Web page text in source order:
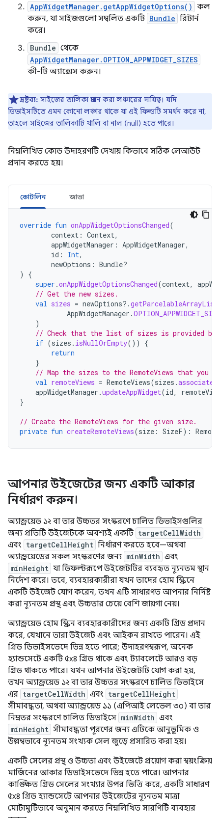
AppWidgetManager.getAppWidgetOptions() কল
করুন, যা সাইজগুলো সম্বলিত একটি Bundle রিটার্ন
করে।
Bundle থেকে
AppWidgetManager.OPTION_APPWIDGET_SIZES
কী-টি অ্যাক্সেস করুন।
দ্রষ্টব্য: সাইজের তালিকা প্রদান করা লঞ্চারের দায়িত্ব। যদি
ডিভাইসটিতে এমন কোনো লঞ্চার থাকে যা এই ফিল্ডটি সমর্থন করে না,
তাহলে সাইজের তালিকাটি খালি বা নাল (null) হতে পারে।
নিম্নলিখিত কোড উদাহরণটি দেখায় কিভাবে সঠিক লেআউট
প্রদান করতে হয়।
কোটলিন জাভা
override fun onAppWidgetOptionsChanged(
context : Context,
appWidgetManager : AppWidgetManager,
id : Int,
newOptions : Bundle?
)
{
super .onAppWidgetOptionsChanged(context,
// Get the new sizes.
val sizes = newOptions?.
AppWidgetManager .
)
// Check that the list of sizes is provided by
if (sizes . isNullOrEmpty())
{
return
}
// Map the sizes to the RemoteViews that you
val remoteViews = RemoteViews(sizes .
appWidgetManager .updateAppWidget(id,
}
// Create the RemoteViews for the given size.
private fun createRemoteViews(size : SizeF):
আপনার উইজেটের জন্য একটি আকার
নির্ধারণ করুন।
অ্যান্ড্রয়েড ১২ বা তার উচ্চতর সংস্করণে চালিত ডিভাইসগুলির
জন্য প্রতিটি উইজেটকে অবশ্যই একটি targetCellWidth
এবং targetCellHeight নির্ধারণ করতে হবে—অথবা
অ্যান্ড্রয়েডের সকল সংস্করণের জন্য minWidth এবং
minHeight যা ডিফল্টরূপে উইজেটটির ব্যবহৃত ন্যূনতম স্থান
নির্দেশ করে। তবে, ব্যবহারকারীরা যখন তাদের হোম স্ক্রিনে
একটি উইজেট যোগ করেন, তখন এটি সাধারণত আপনার নির্দিষ্ট
করা ন্যূনতম প্রস্থ এবং উচ্চতার চেয়ে বেশি জায়গা নেয়।
অ্যান্ড্রয়েড হোম স্ক্রিন ব্যবহারকারীদের জন্য একটি গ্রিড প্রদান
করে, যেখানে তারা উইজেট এবং আইকন রাখতে পারেন। এই
গ্রিড ডিভাইসভেদে ভিন্ন হতে পারে; উদাহরণস্বরূপ, অনেক
হ্যান্ডসেটে একটি ৫x৪ গ্রিড থাকে এবং ট্যাবলেটে আরও বড়
গ্রিড থাকতে পারে। যখন আপনার উইজেটটি যোগ করা হয়,
তখন অ্যান্ড্রয়েড ১২ বা তার উচ্চতর সংস্করণে চালিত ডিভাইসে
এর targetCellWidth এবং targetCellHeight
সীমাবদ্ধতা, অথবা অ্যান্ড্রয়েড ১১ (এপিআই লেভেল ৩০) বা তার
নিম্নতর সংস্করণে চালিত ডিভাইসে minWidth এবং
minHeight সীমাবদ্ধতা পূরণের জন্য এটিকে আনুভূমিক ও
উল্লম্বভাবে ন্যূনতম সংখ্যক সেল জুড়ে প্রসারিত করা হয়।
একটি সেলের প্রস্থ ও উচ্চতা এবং উইজেটে প্রয়োগ করা স্বয়ংক্রিয়
মার্জিনের আকার ডিভাইসভেদে ভিন্ন হতে পারে। আপনার
কাঙ্ক্ষিত গ্রিড সেলের সংখ্যার উপর ভিত্তি করে, একটি সাধারণ
৫x৪ গ্রিড হ্যান্ডসেটে আপনার উইজেটের ন্যূনতম মাত্রা
মোটামুটিভাবে অনুমান করতে নিম্নলিখিত সারণিটি ব্যবহার